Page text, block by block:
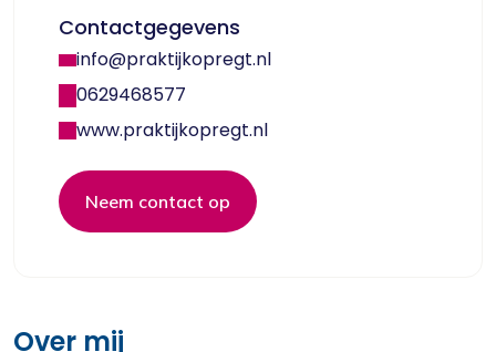
Over mij
Contactgegevens
info@praktijkopregt.nl
0629468577
www.praktijkopregt.nl
Neem contact op